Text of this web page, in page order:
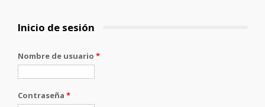
Inicio de sesión
Nombre de usuario *
Contraseña *